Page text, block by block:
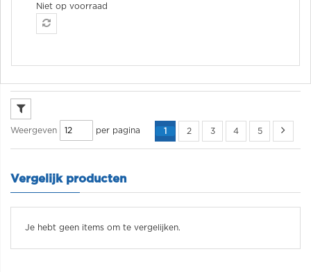
Niet op voorraad
Weergeven per pagina 1 2 3 4 5
Vergelijk producten
Je hebt geen items om te vergelijken.